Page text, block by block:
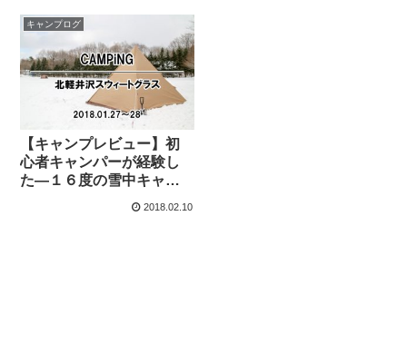
キャンプログ
【キャンプレビュー】初
心者キャンパーが経験し
た―１６度の雪中キャン
2018.02.10